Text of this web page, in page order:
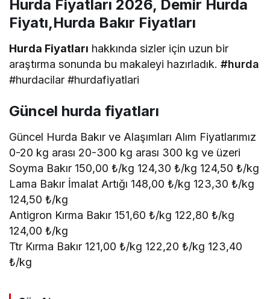
Hurda Fiyatları 2026, Demir Hurda
Fiyatı,Hurda Bakır Fiyatları
Hurda Fiyatları hakkında sizler için uzun bir
araştırma sonunda bu makaleyi hazırladık.#hurda
#hurdacilar #hurdafiyatlari
Güncel hurda fiyatları
Güncel Hurda Bakır ve Alaşımları Alım Fiyatlarımız
0-20 kg arası 20-300 kg arası 300 kg ve üzeri
Soyma Bakır 150,00 ₺/kg 124,30 ₺/kg 124,50 ₺/kg
Lama Bakır İmalat Artığı 148,00 ₺/kg 123,30 ₺/kg
124,50 ₺/kg
Antigron Kırma Bakır 151,60 ₺/kg 122,80 ₺/kg
124,00 ₺/kg
Ttr Kırma Bakır 121,00 ₺/kg 122,20 ₺/kg 123,40
₺/kg